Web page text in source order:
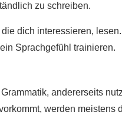
zu schreiben.
dich interessieren,
Sprachgefühl trainieren.
andererseits
werden